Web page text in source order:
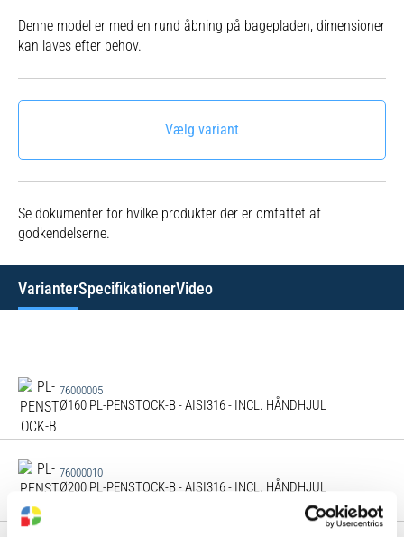
Denne model er med en rund åbning på bagepladen, dimensioner
kan laves efter behov.
Vælg variant
Se dokumenter for hvilke produkter der er omfattet af
godkendelserne.
VarianterSpecifikationerVideo
76000005
Ø160 PL-PENSTOCK-B - AISI316 - INCL. HÅNDHJUL
76000010
Ø200 PL-PENSTOCK-B - AISI316 - INCL. HÅNDHJUL